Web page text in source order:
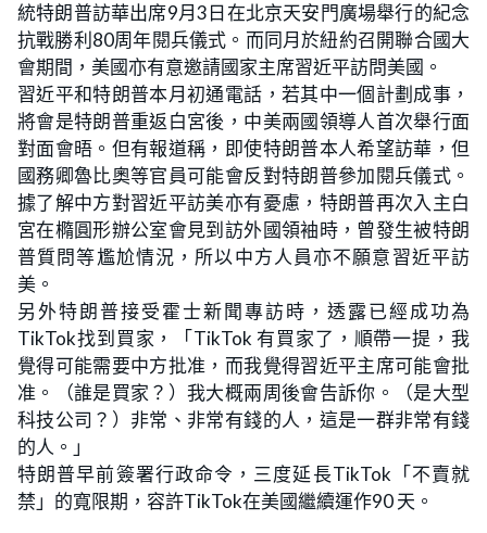
統特朗普訪華出席9月3日在北京天安門廣場舉行的紀念
抗戰勝利80周年閱兵儀式。而同月於紐約召開聯合國大
會期間，美國亦有意邀請國家主席習近平訪問美國。
習近平和特朗普本月初通電話，若其中一個計劃成事，
將會是特朗普重返白宮後，中美兩國領導人首次舉行面
對面會晤。但有報道稱，即使特朗普本人希望訪華，但
國務卿魯比奧等官員可能會反對特朗普參加閱兵儀式。
據了解中方對習近平訪美亦有憂慮，特朗普再次入主白
宮在橢圓形辦公室會見到訪外國領袖時，曾發生被特朗
普質問等尷尬情況，所以中方人員亦不願意習近平訪
美。
另外特朗普接受霍士新聞專訪時，透露已經成功為
TikTok找到買家，「TikTok 有買家了，順帶一提，我
覺得可能需要中方批准，而我覺得習近平主席可能會批
准。（誰是買家？）我大概兩周後會告訴你。（是大型
科技公司？）非常、非常有錢的人，這是一群非常有錢
的人。」
特朗普早前簽署行政命令，三度延長TikTok「不賣就
禁」的寬限期，容許TikTok在美國繼續運作90 天。